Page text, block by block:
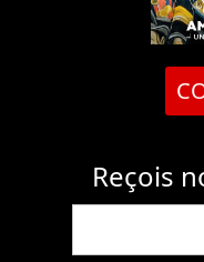
Reçois